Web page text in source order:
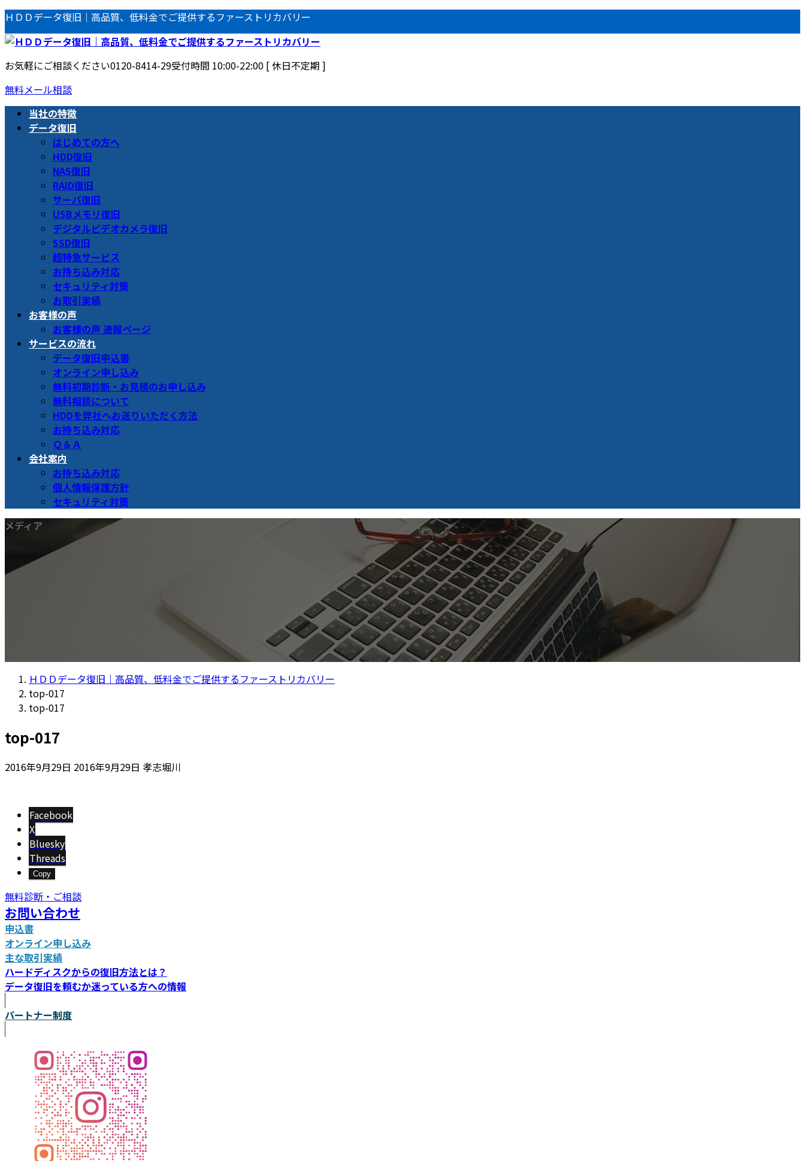
コ
ン
テ
ン
ツ
へ
ス
ナ
ビ
ゲ
ー
シ
ョ
ン
ＨＤＤデータ復旧｜高品質、低料金でご提供するファーストリカバリー
お気軽にご相談ください0120-8414-29受付時間 10:00-22:00 [ 休日不定期 ]
無料メール相談
当社の特徴
データ復旧
はじめての方へ
HDD復旧
NAS復旧
RAID復旧
サーバ復旧
USBメモリ復旧
デジタルビデオカメラ復旧
SSD復旧
超特急サービス
お持ち込み対応
セキュリティ対策
お取引実績
お客様の声
お客様の声 速報ページ
サービスの流れ
データ復旧申込書
オンライン申し込み
無料初期診断・お見積のお申し込み
無料相談について
HDDを弊社へお送りいただく方法
お持ち込み対応
Ｑ＆Ａ
会社案内
お持ち込み対応
個人情報保護方針
セキュリティ対策
メディア
ＨＤＤデータ復旧｜高品質、低料金でご提供するファーストリカバリー
top-017
top-017
top-017
2016年9月29日 最
2016年9月29日 孝志堀川
Facebook
X
Bluesky
Threads
Copy
無料診断・ご相談
お問い合わせ
申込書
オンライン申し込み
主な取引実績
ハードディスクからの復旧方法とは？
データ復旧を頼むか迷っている方への情報
パートナー制度